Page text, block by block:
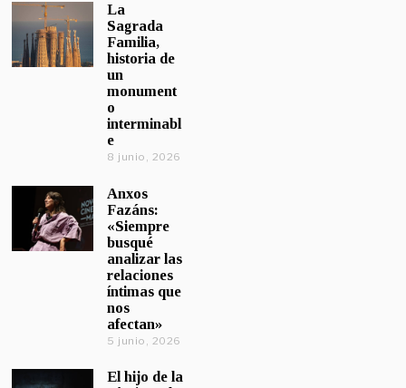
La
Sagrada
Familia,
historia de
un
monument
o
interminabl
e
8 junio, 2026
Anxos
Fazáns:
«Siempre
busqué
analizar las
relaciones
íntimas que
nos
afectan»
5 junio, 2026
El hijo de la